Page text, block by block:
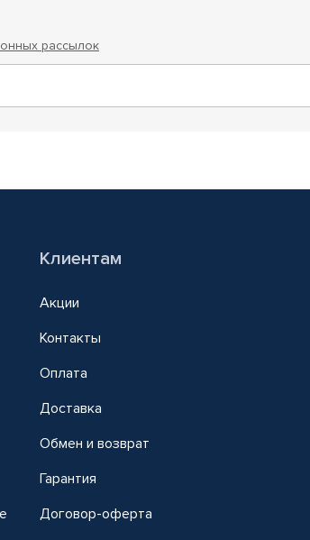
рассылок
Клиентам
Акции
Контакты
Оплата
Доставка
Обмен и возврат
Гарантия
Договор-оферта